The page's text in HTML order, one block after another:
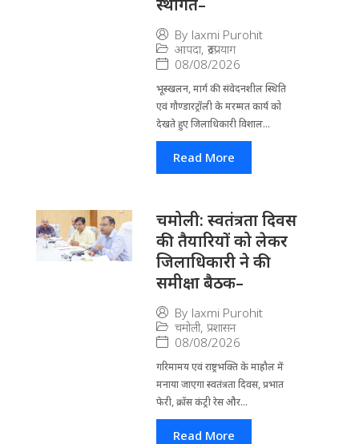
By laxmi Purohit
आपदा, रूद्रप्रयाग
08/08/2026
भूस्खलन, मार्ग की संवेदनशील स्थिति
एवं गौण्डारट्रॉली के मरम्मत कार्य को
देखते हुए जिलाधिकारी विशाल...
Read More
चमोली: स्वतंत्रता दिवस
की तैयारियों को लेकर
जिलाधिकारी ने की
समीक्षा बैठक–
By laxmi Purohit
चमोली, प्रशासन
08/08/2026
गरिमामय एवं राष्ट्रभक्ति के माहौल में
मनाया जाएगा स्वतंत्रता दिवस, प्रभात
फेरी, क्रॉस कंट्री रेस और...
Read More